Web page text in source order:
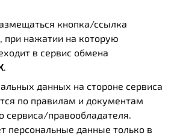
кнопка/ссылка
при нажатии на которую
в сервис обмена
.
данных на стороне сервиса
по правилам и документам
сервиса/правообладателя.
персональные данные только в